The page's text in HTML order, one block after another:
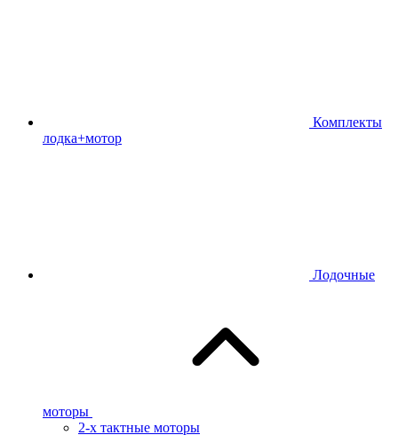
Комплекты
лодка+мотор
Лодочные
моторы
2-х тактные моторы